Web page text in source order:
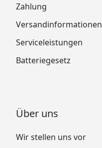
Zahlung
Versandinformationen
Serviceleistungen
Batteriegesetz
Über uns
Wir stellen uns vor